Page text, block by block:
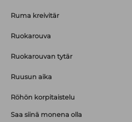
Ruma kreivitär
Ruokarouva
Ruokarouvan tytär
Ruusun aika
Röhön korpitaistelu
Saa siinä monena olla